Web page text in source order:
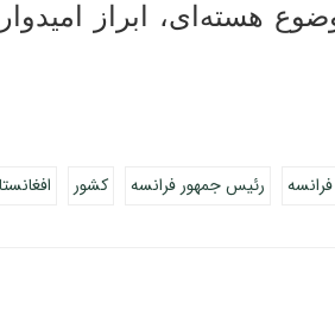
هسته‌ای، ابراز
رئیس جمهور فرانسه کشور